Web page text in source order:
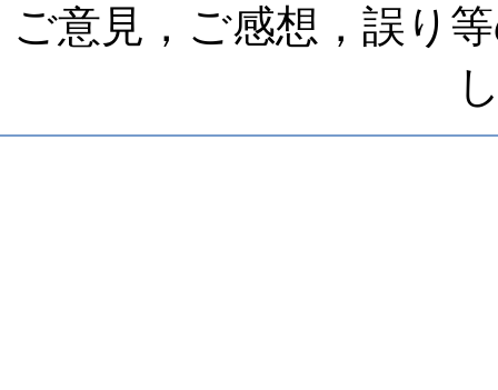
ご意見，ご感想，誤り